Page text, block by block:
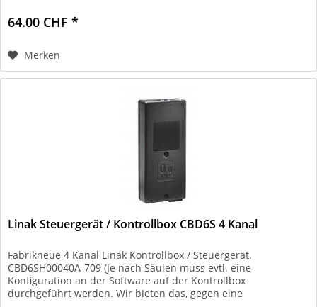
64.00 CHF *
Merken
Linak Steuergerät / Kontrollbox CBD6S 4 Kanal
Fabrikneue 4 Kanal Linak Kontrollbox / Steuergerät.
CBD6SH00040A-709 (Je nach Säulen muss evtl. eine
Konfiguration an der Software auf der Kontrollbox
durchgeführt werden. Wir bieten das, gegen eine